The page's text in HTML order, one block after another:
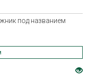
под названием